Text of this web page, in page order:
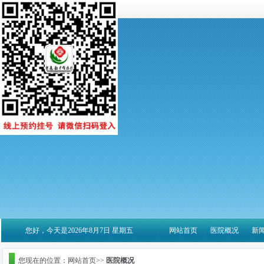
您好，今天是2026年8月7日 星期五 新
医院概况
网站首页
您现在的位置：网站首页>> 医院概况